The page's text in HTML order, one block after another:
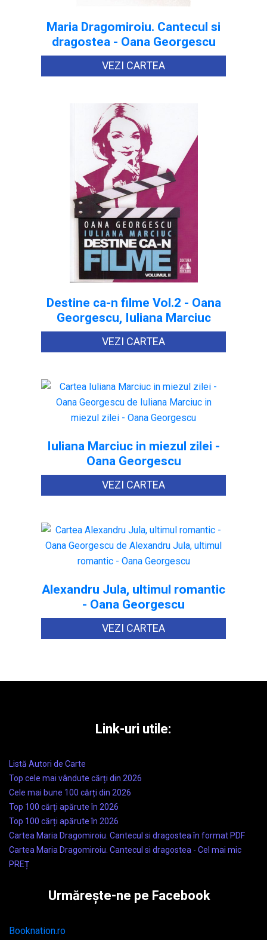
Maria Dragomiroiu. Cantecul si
dragostea - Oana Georgescu
VEZI CARTEA
Destine ca-n filme Vol.2 - Oana
Georgescu, Iuliana Marciuc
VEZI CARTEA
Iuliana Marciuc in miezul zilei -
Oana Georgescu
VEZI CARTEA
Alexandru Jula, ultimul romantic
- Oana Georgescu
VEZI CARTEA
Link-uri utile:
Listă Autori de Carte
Top cele mai vândute cărți din 2026
Cele mai bune 100 cărți din 2026
Top 100 cărți apărute în 2026
Top 100 cărți apărute în 2026
Cartea Maria Dragomiroiu. Cantecul si dragostea în format PDF
Cartea Maria Dragomiroiu. Cantecul si dragostea - Cel mai mic
PREȚ
Urmărește-ne pe Facebook
Booknation.ro